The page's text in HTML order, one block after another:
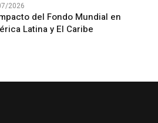
2026
del Fondo Mundial en
Latina y El Caribe